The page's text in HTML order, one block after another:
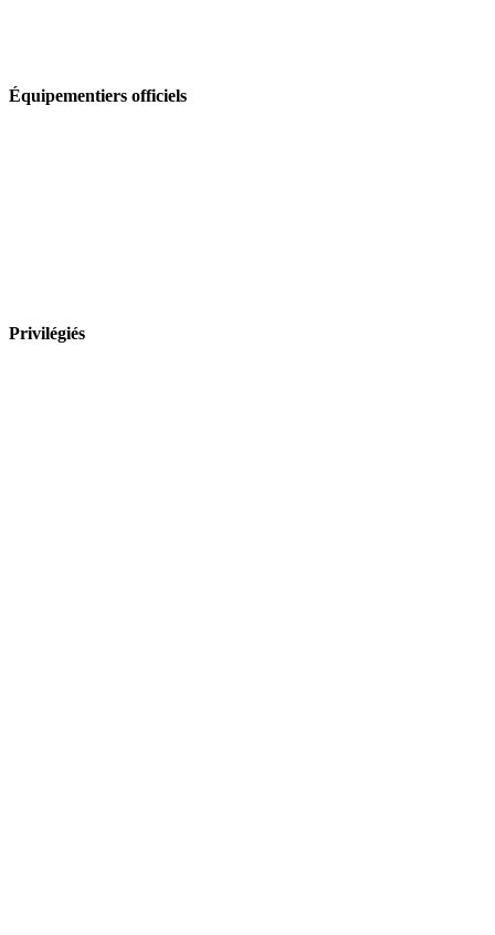
Équipementiers officiels
Privilégiés